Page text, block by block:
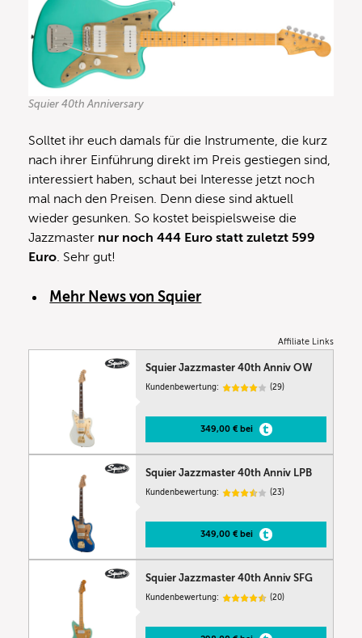
Squier 40th Anniversary
Solltet ihr euch damals für die Instrumente, die kurz
nach ihrer Einführung direkt im Preis gestiegen sind,
interessiert haben, schaut bei Interesse jetzt noch
mal nach den Preisen. Denn diese sind aktuell
wieder gesunken. So kostet beispielsweise die
Jazzmaster nur noch 444 Euro statt zuletzt 599
Euro. Sehr gut!
Mehr News von Squier
Affiliate Links
Squier Jazzmaster 40th Anniv OW
Kundenbewertung: (29)
349,00 € bei
Squier Jazzmaster 40th Anniv LPB
Kundenbewertung: (23)
349,00 € bei
Squier Jazzmaster 40th Anniv SFG
Kundenbewertung: (20)